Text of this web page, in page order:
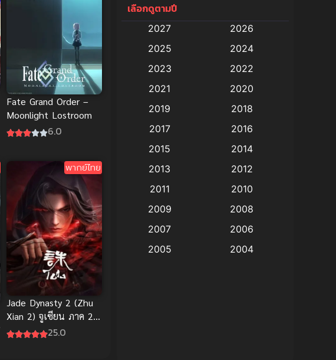
Fate Grand Order –
Moonlight Lostroom
6.0
พากย์ไทย
Jade Dynasty 2 (Zhu
Xian 2) จูเซียน ภาค 2
2024 ซับไทย25.0
Anal (ประตูหลัง)
Animation การ์ตูน
Animation อนิเมะ
Animation แอนิเมชัน (19)
anime(9)
Big tits (นมใหญ่)
Bitch (ผู้หญิงร่าน)
เลือกดูตามปี
2027
2026
2025
2024
2023
2022
2021
2020
2019
2018
2017
2016
2015
2014
2013
2012
2011
2010
2009
2008
2007
2006
2005
2004